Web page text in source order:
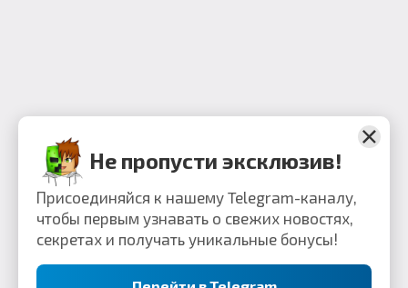
Не пропусти эксклюзив!
Присоединяйся к нашему Telegram-каналу,
чтобы первым узнавать о свежих новостях,
секретах и получать уникальные бонусы!